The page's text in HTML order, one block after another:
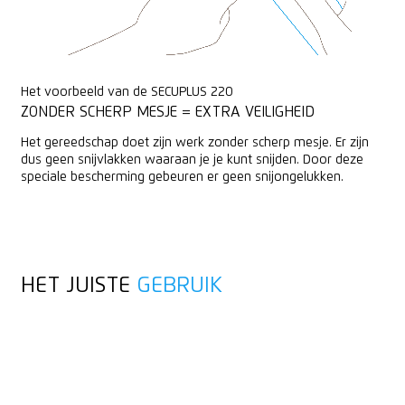
ZONDER SCHERP MESJE = EXTRA VEILIGHEID
Het gereedschap doet zijn werk zonder scherp mesje. Er zijn
dus geen snijvlakken waaraan je je kunt snijden. Door deze
speciale bescherming gebeuren er geen snijongelukken.
Het voorbeeld van de SECUPLUS 220
HET JUISTE GEBRUIK